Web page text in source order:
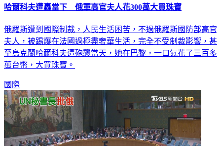
哈爾科夫遭轟當下 俄軍高官夫人花300萬大買珠寶
俄羅斯遭到國際制裁，人民生活困苦，不過俄羅斯國防部高官
夫人，被踢爆在法國過極盡奢華生活，完全不受制裁影響，甚
至烏克蘭哈爾科夫遭砲襲當天，她在巴黎，一口氣花了三百多
萬台幣，大買珠寶。
國際